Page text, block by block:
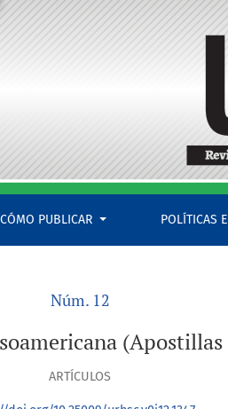
de Jacques Galinier)
CÓMO PUBLICAR POLÍTICAS
Núm. 12
ARTÍCULOS